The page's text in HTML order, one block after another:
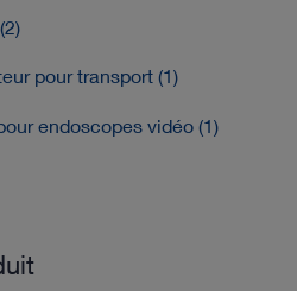
pour transport (1)
endoscopes vidéo (1)